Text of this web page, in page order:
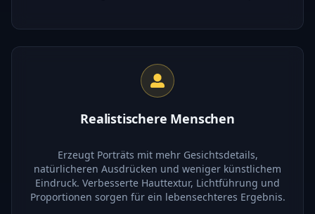
Realistischere Menschen
Erzeugt Porträts mit mehr Gesichtsdetails,
natürlicheren Ausdrücken und weniger künstlichem
Eindruck. Verbesserte Hauttextur, Lichtführung und
Proportionen sorgen für ein lebensechteres Ergebnis.